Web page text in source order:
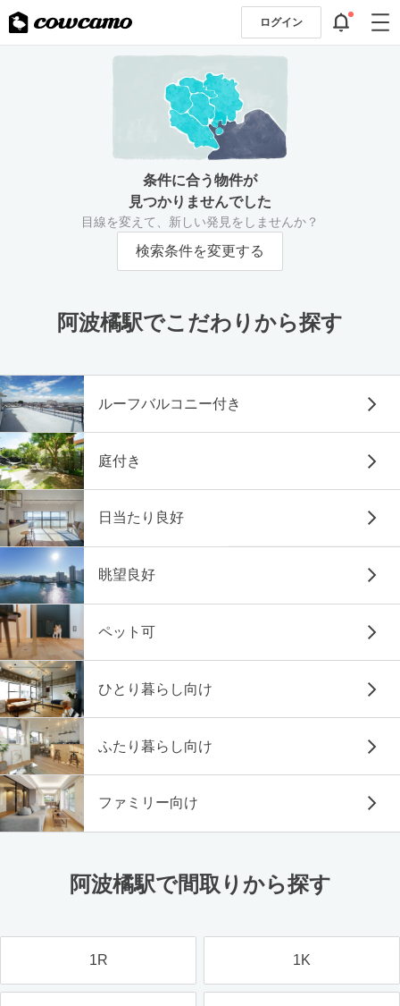
ログイン
条件に合う物件が
見つかりませんでした
目線を変えて、新しい発見をしませんか？
検索条件を変更する
阿波橘駅でこだわりから探す
ルーフバルコニー付き
庭付き
日当たり良好
眺望良好
ペット可
ひとり暮らし向け
ふたり暮らし向け
ファミリー向け
阿波橘駅で間取りから探す
1R 1K